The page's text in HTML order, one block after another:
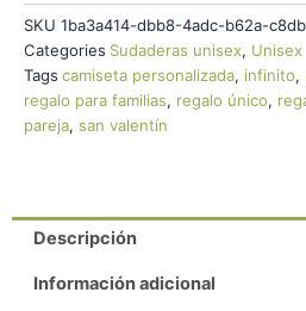
SKU 1ba3a414-dbb8-4adc-b62a-
Categories Sudaderas unisex, Unisex
Tags camiseta personalizada, infinito,
regalo para familias, regalo único,
pareja, san valentín
Descripción
Información adicional